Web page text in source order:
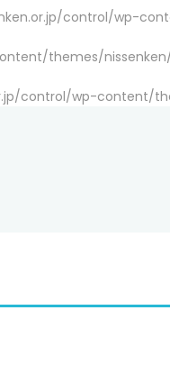
control/wp-
themes/
control/wp-content/